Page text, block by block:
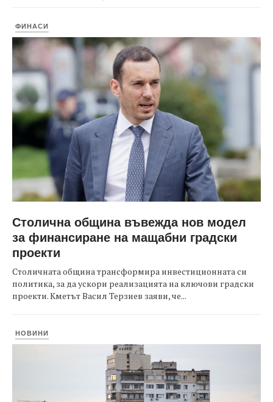
ФИНАСИ
Столична община въвежда нов модел
за финансиране на мащабни градски
проекти
Столичната община трансформира инвестиционната си
политика, за да ускори реализацията на ключови градски
проекти. Кметът Васил Терзиев заяви, че...
НОВИНИ